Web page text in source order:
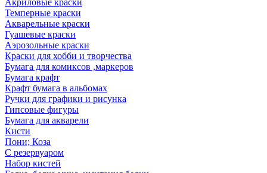
Акриловые краски
Темперные краски
Акварельные краски
Гуашевые краски
Аэрозольные краски
Краски для хобби и творчества
Бумага для комиксов ,маркеров
Бумага крафт
Крафт бумага в альбомах
Ручки для графики и рисунка
Гипсовые фигуры
Бумага для акварели
Кисти
Пони; Коза
С резервуаром
Набор кистей